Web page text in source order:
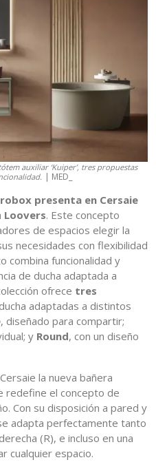
tótem auxiliar ‘Kuiper’, tres propuestas
| MED_
presenta en Cersaie
Loovers. Este concepto
de espacios elegir la
necesidades con flexibilidad
combina funcionalidad y
de ducha adaptada a
ofrece tres
adaptadas a distintos
, diseñado para compartir;
y Round, con un diseño
la nueva bañera
redefine el concepto de
Con su disposición a pared y
adapta perfectamente tanto
(R), e incluso en una
cualquier espacio.